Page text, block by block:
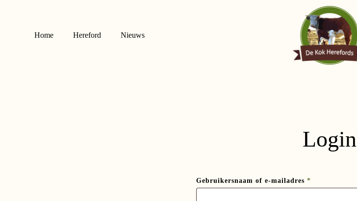
Home Hereford Nieuws
Login
Gebruikersnaam of e-mailadres *